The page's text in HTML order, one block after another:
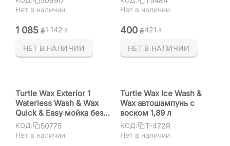
для блеска 1,89 л
Нет в наличии
1 085 ₴1 142 ₴
НЕТ В НАЛИЧИИ
Нет в наличии
‍400‍ ₴‍421‍ ₴
НЕТ В НАЛИЧИИ
Turtle Wax Exterior 1
Waterless Wash & Wax
Quick & Easy мойка без
воды 473 мл
КОД:
50775
Нет в наличии
Turtle Wax Ice Wash &
Wax автошампунь с
воском 1,89 л
КОД:
T-472R
Нет в наличии